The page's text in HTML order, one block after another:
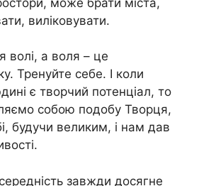
виліковувати.
волі, а воля – це
Тренуйте себе. І коли
є творчий потенціал, то
собою подобу Творця,
будучи великим, і нам дав
завжди досягне